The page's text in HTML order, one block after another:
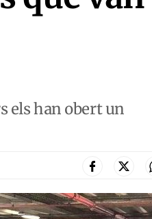
els han obert un